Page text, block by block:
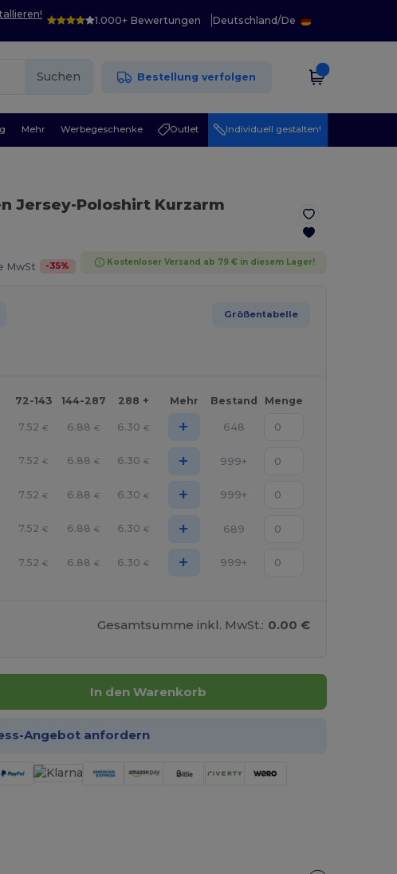
1.000+ Bewertungen Deutschland/De
Suchen Bestellung verfolgen
Mehr Werbegeschenke Outlet Individuell gestalten!
Jersey-Poloshirt Kurzarm
MwSt -35% Kostenloser Versand ab 79 € in diesem Lager!
Größentabelle
72-143 144-287 288 + Mehr Bestand Menge
7.52 € 6.88 € 6.30 € + 648
7.52 € 6.88 € 6.30 € + 999+
7.52 € 6.88 € 6.30 € + 999+
7.52 € 6.88 € 6.30 € + 689
7.52 € 6.88 € 6.30 € + 999+
Gesamtsumme inkl. MwSt.: 0.00 €
In den Warenkorb
Angebot anfordern